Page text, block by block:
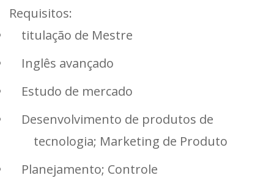
Requisitos:
titulação de Mestre
Inglês avançado
Estudo de mercado
Desenvolvimento de produtos de
tecnologia; Marketing de Produto
Planejamento; Controle